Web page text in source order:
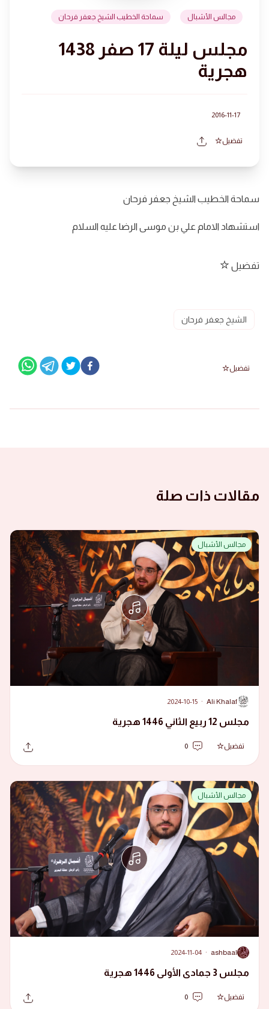
مجالس الأشبال سماحة الخطيب الشيخ جعفر فرحان
مجلس ليلة 17 صفر 1438
هجرية
2016-11-17
تفضيل
سماحة الخطيب الشيخ جعفر فرحان
استشهاد الامام علي بن موسى الرضا عليه السلام
تفضيل
الشيخ جعفر فرحان
تفضيل
مقالات ذات صلة
مجالس الأشبال
A
Ali Khalaf
·
2024-10-15
مجلس 12 ربيع الثاني 1446 هجرية
تفضيل 0
مجالس الأشبال
A
ashbaal
·
2024-11-04
مجلس 3 جمادى الأولى 1446 هجرية
تفضيل 0